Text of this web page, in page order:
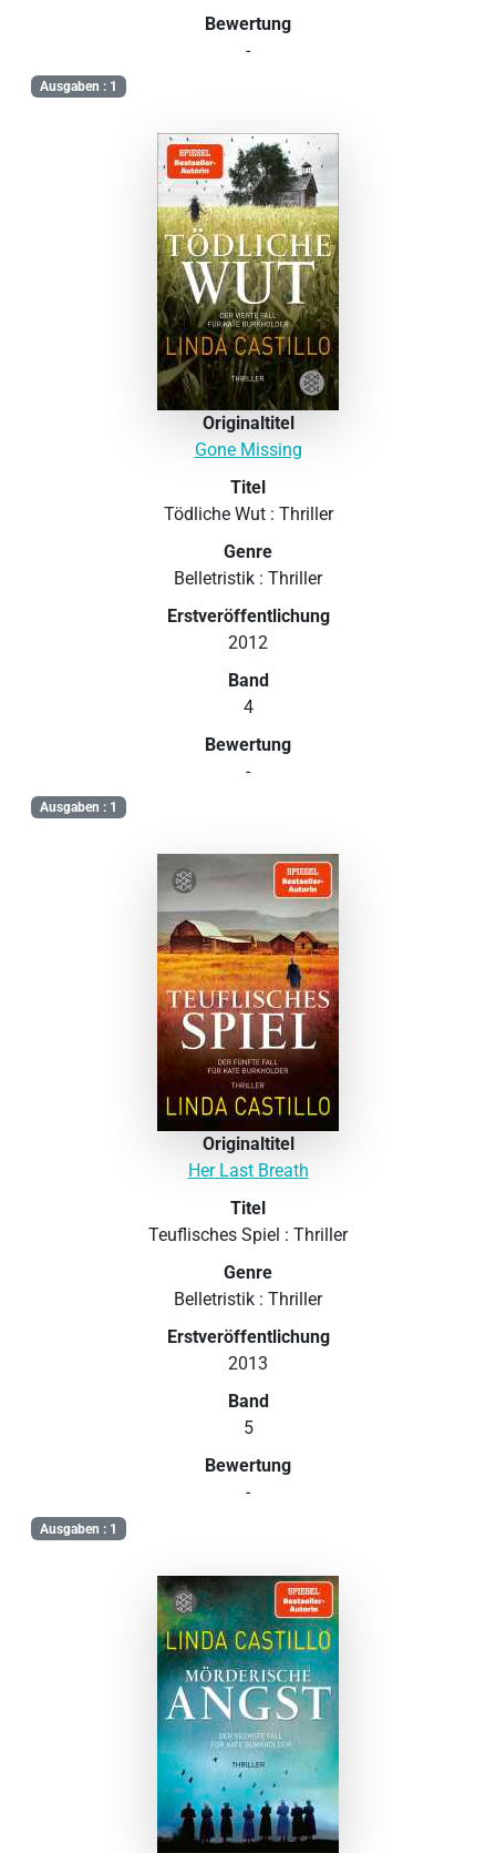
Bewertung
-
Ausgaben : 1
Originaltitel
Gone Missing
Titel
Tödliche Wut : Thriller
Genre
Belletristik : Thriller
Erstveröffentlichung
2012
Band
4
Bewertung
-
Ausgaben : 1
Originaltitel
Her Last Breath
Titel
Teuflisches Spiel : Thriller
Genre
Belletristik : Thriller
Erstveröffentlichung
2013
Band
5
Bewertung
-
Ausgaben : 1